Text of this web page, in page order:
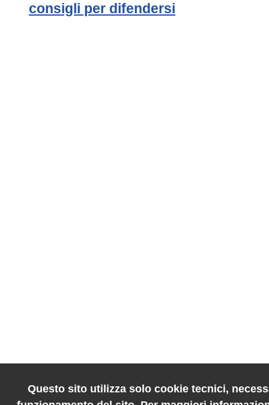
consigli per difendersi
Questo sito utilizza solo cookie tecnici,